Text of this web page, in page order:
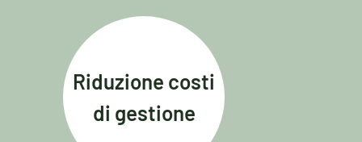
Riduzione costi
di gestione